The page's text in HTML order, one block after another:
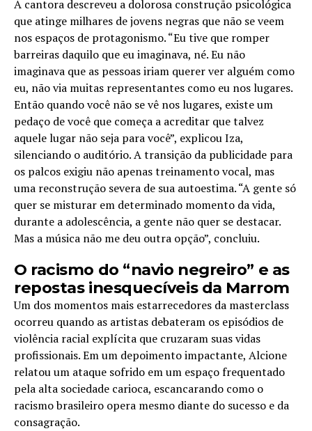
A cantora descreveu a dolorosa construção psicológica
que atinge milhares de jovens negras que não se veem
nos espaços de protagonismo. “Eu tive que romper
barreiras daquilo que eu imaginava, né. Eu não
imaginava que as pessoas iriam querer ver alguém como
eu, não via muitas representantes como eu nos lugares.
Então quando você não se vê nos lugares, existe um
pedaço de você que começa a acreditar que talvez
aquele lugar não seja para você”, explicou Iza,
silenciando o auditório. A transição da publicidade para
os palcos exigiu não apenas treinamento vocal, mas
uma reconstrução severa de sua autoestima. “A gente só
quer se misturar em determinado momento da vida,
durante a adolescência, a gente não quer se destacar.
Mas a música não me deu outra opção”, concluiu.
O racismo do “navio negreiro” e as
repostas inesquecíveis da Marrom
Um dos momentos mais estarrecedores da masterclass
ocorreu quando as artistas debateram os episódios de
violência racial explícita que cruzaram suas vidas
profissionais. Em um depoimento impactante, Alcione
relatou um ataque sofrido em um espaço frequentado
pela alta sociedade carioca, escancarando como o
racismo brasileiro opera mesmo diante do sucesso e da
consagração.